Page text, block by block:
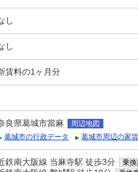
し
し
賃料の1ヶ月分
良県葛城市當麻
周辺地図
葛城市の行政データ
葛城市周辺の家
鉄南大阪線 当麻寺駅 徒歩3分 乗換